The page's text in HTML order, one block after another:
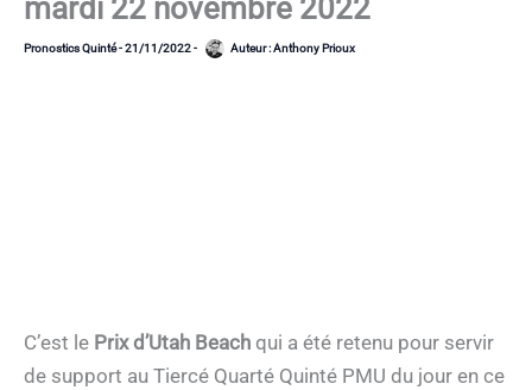
mardi 22 novembre 2022
Pronostics Quinté-21/11/2022- Auteur :Anthony Prioux
C’est le Prix d’Utah Beach qui a été retenu pour servir
de support au Tiercé Quarté Quinté PMU du jour en ce